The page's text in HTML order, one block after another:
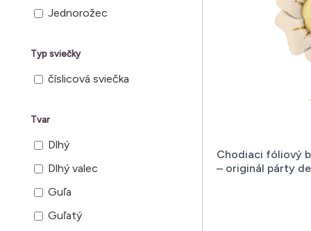
Jednorožec
Typ sviečky
číslicová sviečka
Tvar
Dlhý
Dlhý valec
Guľa
Guľatý
Chodiaci fóliový
– originál párty